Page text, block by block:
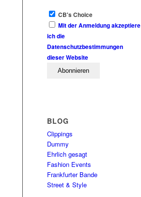
CB's Choice
Mit der Anmeldung akzeptiere
ich die
Datenschutzbestimmungen
dieser Website
BLOG
Clippings
Dummy
Ehrlich gesagt
Fashion Events
Frankfurter Bande
Street & Style